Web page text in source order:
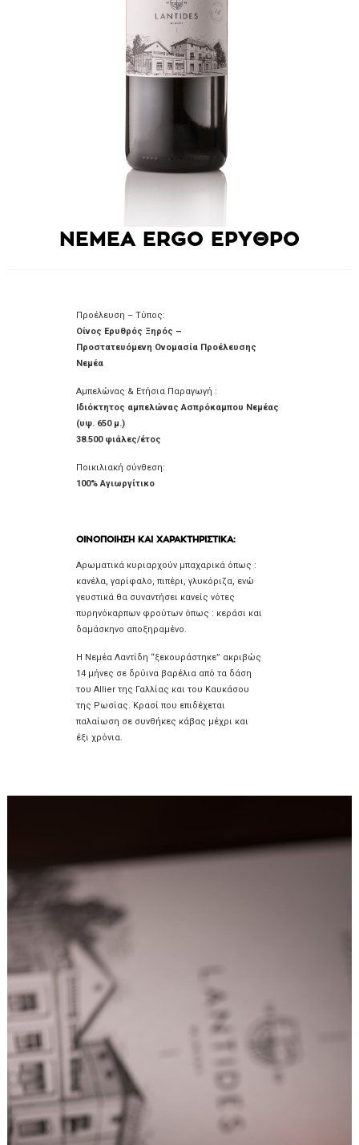
NEMEA ERGO ΕΡΥΘΡΟ
Προέλευση – Τύπος:
Οίνος Ερυθρός Ξηρός –
Προστατευόμενη Ονομασία Προέλευσης
Νεμέα
Αμπελώνας & Ετήσια Παραγωγή :
Ιδιόκτητος αμπελώναςΑσπρόκαμπου Νεμέας
(υψ. 650 μ.)
38.500 φιάλες/έτος
Ποικιλιακή σύνθεση:
100% Αγιωργίτικο
ΟΙΝΟΠΟΙΗΣΗ ΚΑΙ ΧΑΡΑΚΤΗΡΙΣΤΙΚΑ:
Αρωματικά κυριαρχούν μπαχαρικά όπως :
κανέλα, γαρίφαλο, πιπέρι, γλυκόριζα, ενώ
γευστικά θα συναντήσει κανείς νότες
πυρηνόκαρπων φρούτων όπως : κεράσι και
δαμάσκηνο αποξηραμένο.
Η Νεμέα Λαντίδη “ξεκουράστηκε” ακριβώς
14 μήνες σε δρύινα βαρέλια από τα δάση
του Allier της Γαλλίας και του Καυκάσου
της Ρωσίας. Κρασί που επιδέχεται
παλαίωση σε συνθήκες κάβας μέχρι και
έξι χρόνια.